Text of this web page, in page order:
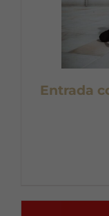
Entrada